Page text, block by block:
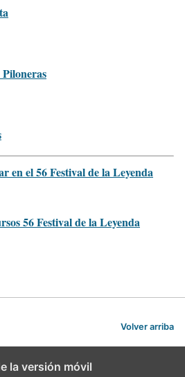
en el 56 Festival de la Leyenda
56 Festival de la Leyenda
Volver arriba
la versión móvil